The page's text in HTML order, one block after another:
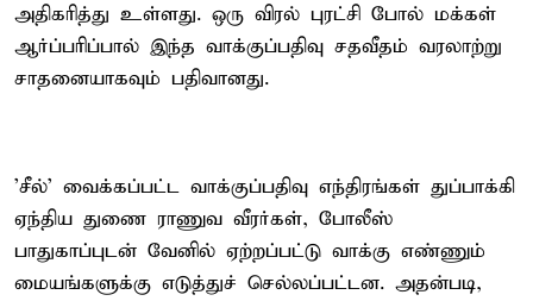
அதிகரித்து உள்ளது. ஒரு விரல் புரட்சி போல் மக்கள்
ஆர்ப்பரிப்பால் இந்த வாக்குப்பதிவு சதவீதம் வரலாற்று
சாதனையாகவும் பதிவானது.
'சீல்' வைக்கப்பட்ட வாக்குப்பதிவு எந்திரங்கள் துப்பாக்கி
ஏந்திய துணை ராணுவ வீரர்கள், போலீஸ்
பாதுகாப்புடன் வேனில் ஏற்றப்பட்டு வாக்கு எண்ணும்
மையங்களுக்கு எடுத்துச் செல்லப்பட்டன. அதன்படி,